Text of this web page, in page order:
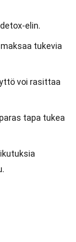
elin.
tukevia
voi rasittaa
tapa tukea